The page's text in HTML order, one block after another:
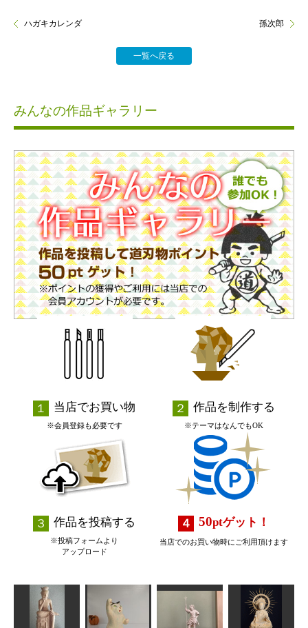
ハガキカレンダ
一覧へ戻る
孫次郎
みんなの作品ギャラリー
当店でお買い物
※会員登録も必要です
作品を制作する
※テーマはなんでもOK
作品を投稿する
※投稿フォームより
アップロード
50ptゲット！
当店でのお買い物時にご利用頂けます